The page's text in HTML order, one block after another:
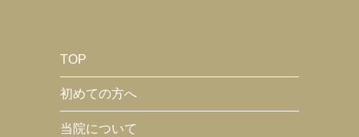
TOP
初めての方へ
当院について